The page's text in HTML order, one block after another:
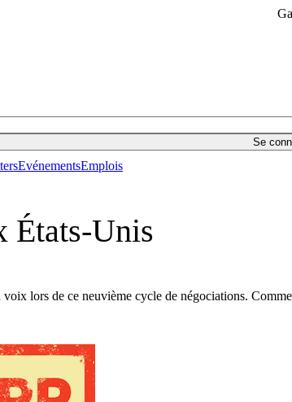
Se
EvénementsEmplois
États-Unis
lors de ce neuvième cycle de négociations.